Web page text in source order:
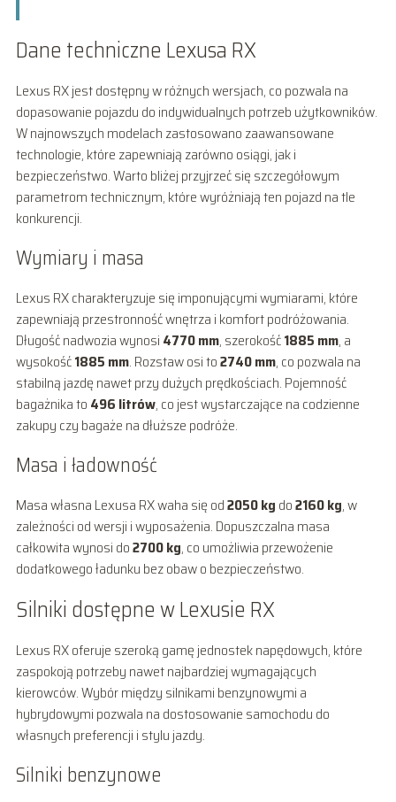
Dane techniczne Lexusa RX
Lexus RX jest dostępny w różnych wersjach, co pozwala na
dopasowanie pojazdu do indywidualnych potrzeb użytkowników.
W najnowszych modelach zastosowano zaawansowane
technologie, które zapewniają zarówno osiągi, jak i
bezpieczeństwo. Warto bliżej przyjrzeć się szczegółowym
parametrom technicznym, które wyróżniają ten pojazd na tle
konkurencji.
Wymiary i masa
Lexus RX charakteryzuje się imponującymi wymiarami, które
zapewniają przestronność wnętrza i komfort podróżowania.
Długość nadwozia wynosi 4770 mm, szerokość1885 mm, a
wysokość1885 mm. Rozstaw osi to2740 mm, co pozwala na
stabilną jazdę nawet przy dużych prędkościach. Pojemność
bagażnika to 496 litrów, co jest wystarczające na codzienne
zakupy czy bagaże na dłuższe podróże.
Masa i ładowność
Masa własna Lexusa RX waha się od2050 kg do2160 kg, w
zależności od wersji i wyposażenia. Dopuszczalna masa
całkowita wynosi do2700 kg, co umożliwia przewożenie
dodatkowego ładunku bez obaw o bezpieczeństwo.
Silniki dostępne w Lexusie RX
Lexus RX oferuje szeroką gamę jednostek napędowych, które
zaspokoją potrzeby nawet najbardziej wymagających
kierowców. Wybór między silnikami benzynowymi a
hybrydowymi pozwala na dostosowanie samochodu do
własnych preferencji i stylu jazdy.
Silniki benzynowe